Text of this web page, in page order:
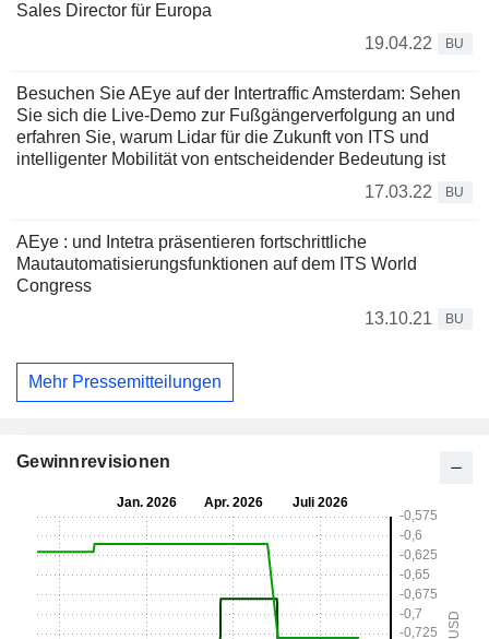
Sales Director für Europa
19.04.22
BU
Besuchen Sie AEye auf der Intertraffic Amsterdam: Sehen
Sie sich die Live-Demo zur Fußgängerverfolgung an und
erfahren Sie, warum Lidar für die Zukunft von ITS und
intelligenter Mobilität von entscheidender Bedeutung ist
17.03.22
BU
AEye : und Intetra präsentieren fortschrittliche
Mautautomatisierungsfunktionen auf dem ITS World
Congress
13.10.21
BU
Mehr Pressemitteilungen
Gewinnrevisionen